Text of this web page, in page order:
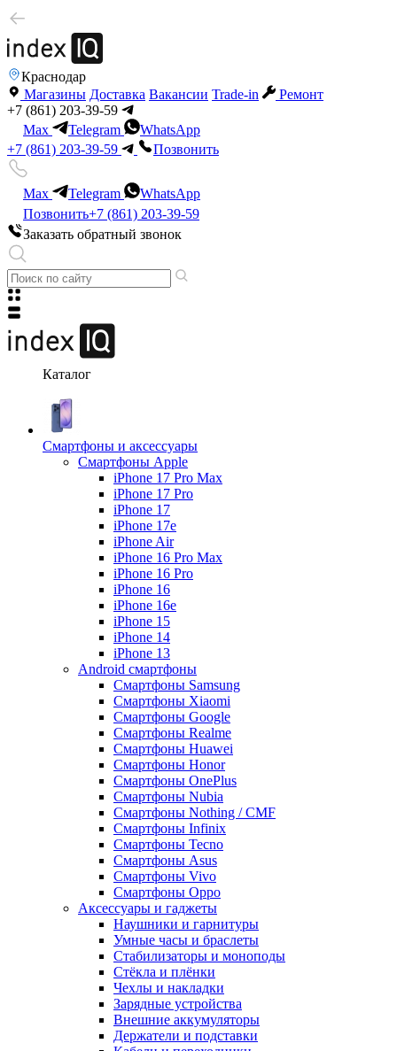
Краснодар
Магазины Доставка Вакансии Trade-in
Ремонт
+7 (861) 203-39-59
Max
Telegram
WhatsApp
+7 (861) 203-39-59
Позвонить
Max Telegram
WhatsApp
Позвонить+7 (861) 203-39-59
Заказать обратный звонок
Каталог
Смартфоны и аксессуары
Смартфоны Apple
iPhone 17 Pro Max
iPhone 17 Pro
iPhone 17
iPhone 17e
iPhone Air
iPhone 16 Pro Max
iPhone 16 Pro
iPhone 16
iPhone 16e
iPhone 15
iPhone 14
iPhone 13
Android cмартфоны
Смартфоны Samsung
Смартфоны Xiaomi
Смартфоны Google
Смартфоны Realme
Смартфоны Huawei
Смартфоны Honor
Смартфоны OnePlus
Смартфоны Nubia
Смартфоны Nothing / CMF
Смартфоны Infinix
Смартфоны Tecno
Смартфоны Asus
Смартфоны Vivo
Смартфоны Oppo
Аксессуары и гаджеты
Наушники и гарнитуры
Умные часы и браслеты
Стабилизаторы и моноподы
Стёкла и плёнки
Чехлы и накладки
Зарядные устройства
Внешние аккумуляторы
Держатели и подставки